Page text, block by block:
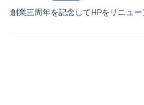
創業三周年を記念してHPをリニュー